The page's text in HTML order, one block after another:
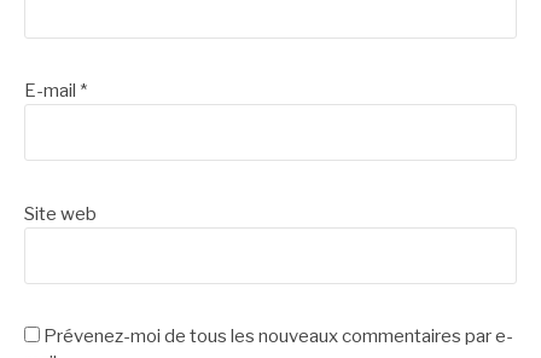
E-mail *
Site web
Prévenez-moi de tous les nouveaux commentaires par e-